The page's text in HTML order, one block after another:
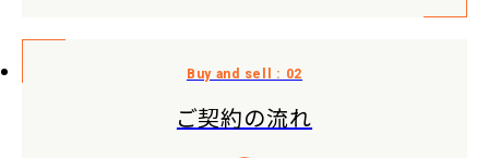
ご契約の流れ